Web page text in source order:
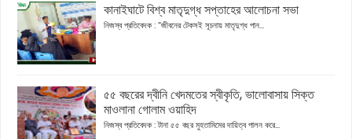
কানাইঘাটে বিশ্ব মাতৃদুগ্ধ সপ্তাহের আলোচনা সভা
নিজস্ব প্রতিবেদক : “জীবনের টেকসই সূচনায় মাতৃদুগ্ধ পান...
৫৫ বছরের দ্বীনি খেদমতের স্বীকৃতি, ভালোবাসায় সিক্ত
মাওলানা গোলাম ওয়াহিদ
নিজস্ব প্রতিবেদক : টানা ৫৫ বছর মুহতামিমের দায়িত্ব পালন করে...